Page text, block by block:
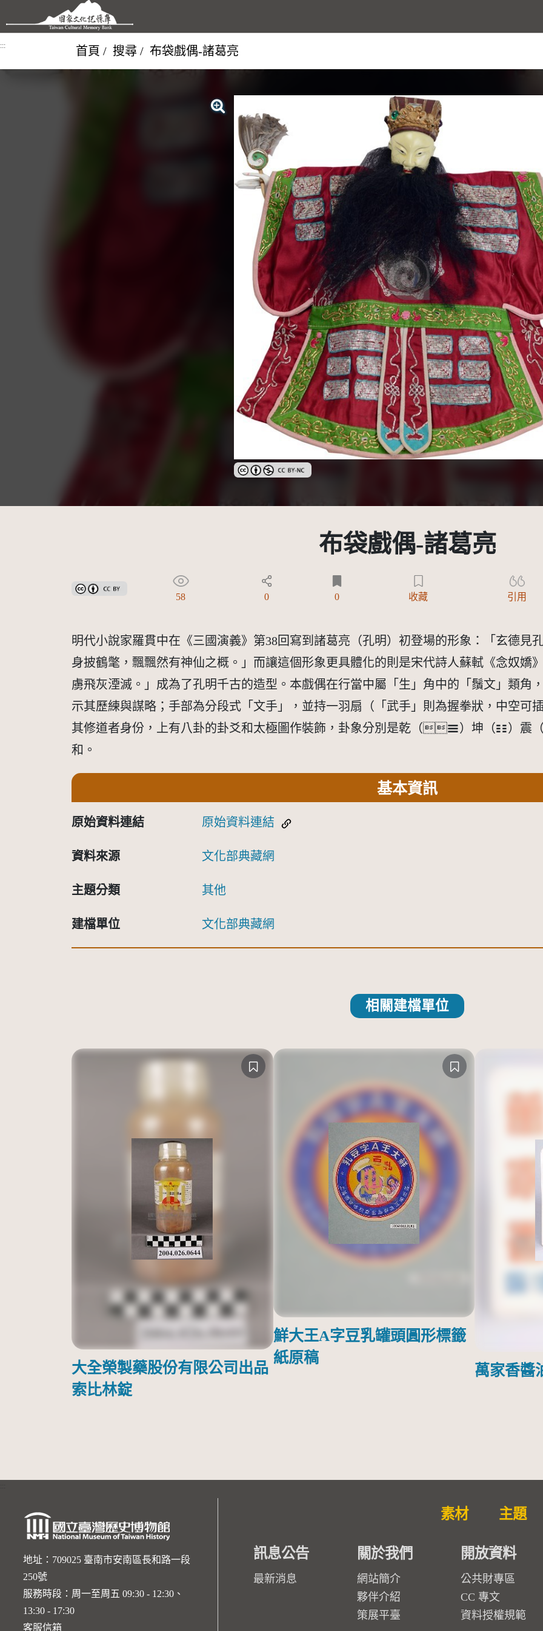
跳到主要內容區塊
::: 首頁 搜尋 布袋戲偶-諸葛亮
創用CC姓名標示-非商業性 3.0 台灣及其後版本(CC BY-NC 3.0 TW +)
布袋戲偶-諸葛亮
創用CC姓名標示 3.0 台灣及其後版本(CC BY 3.0 TW +)
58 0 0 收藏 引用
明代小說家羅貫中在《三國演義》第38回寫到諸葛亮（孔明）初登場的形象：「玄德見
身披鶴氅，飄飄然有神仙之概。」而讓這個形象更具體化的則是宋代詩人蘇軾《念奴嬌
虜飛灰湮滅。」成為了孔明千古的造型。本戲偶在行當中屬「生」角中的「鬚文」類角
示其歷練與謀略；手部為分段式「文手」，並持一羽扇（「武手」則為握拳狀，中空可
其修道者身份，上有八卦的卦爻和太極圖作裝飾，卦象分別是乾（☰）坤（☷）震
和。
基本資訊
原始資料連結 原始資料連結
資料來源 文化部典藏網
主題分類 其他
建檔單位 文化部典藏網
相關建檔單位
大全榮製藥股份有限公司出品
索比林錠
鮮大王A字豆乳罐頭圓形標籤
紙原稿
萬家香醬
地址：709025 臺南市安南區長和路一段
250號
服務時段：周一至周五 09:30 - 12:30、
13:30 - 17:30
客服信箱
素材 主題
訊息公告
最新消息
關於我們
網站簡介
夥伴介紹
策展平臺
開放資料
公共財專區
CC 專文
資料授權規範